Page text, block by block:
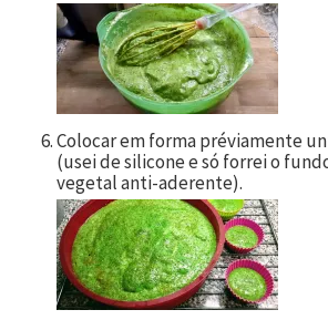
Colocar em forma préviamente
(usei de silicone e só forrei o
vegetal anti-aderente).